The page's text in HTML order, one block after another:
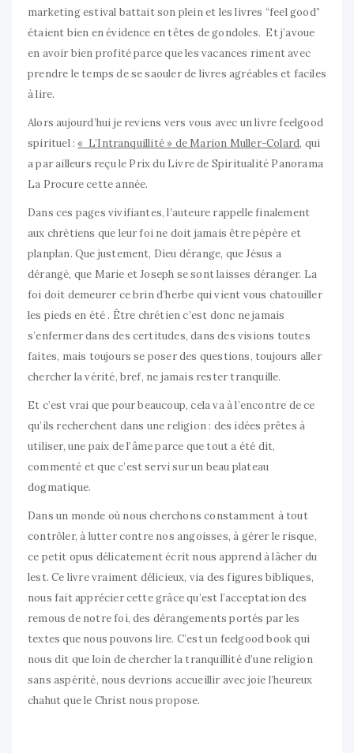
marketing estival battait son plein et les livres “feel good”
étaient bien en évidence en têtes de gondoles. Et j’avoue
en avoir bien profité parce que les vacances riment avec
prendre le temps de se saouler de livres agréables et faciles
à lire.
Alors aujourd’hui je reviens vers vous avec un livre feelgood
spirituel :« L’Intranquillité » de Marion Muller-Colard, qui
a par ailleurs reçu le Prix du Livre de Spiritualité Panorama
La Procure cette année.
Dans ces pages vivifiantes, l’auteure rappelle finalement
aux chrétiens que leur foi ne doit jamais être pépère et
planplan. Que justement, Dieu dérange, que Jésus a
dérangé, que Marie et Joseph se sont laisses déranger. La
foi doit demeurer ce brin d’herbe qui vient vous chatouiller
les pieds en été . Être chrétien c’est donc ne jamais
s’enfermer dans des certitudes, dans des visions toutes
faites, mais toujours se poser des questions, toujours aller
chercher la vérité, bref, ne jamais rester tranquille.
Et c’est vrai que pour beaucoup, cela va à l’encontre de ce
qu’ils recherchent dans une religion : des idées prêtes à
utiliser, une paix de l’âme parce que tout a été dit,
commenté et que c’est servi sur un beau plateau
dogmatique.
Dans un monde où nous cherchons constamment à tout
contrôler, à lutter contre nos angoisses, à gérer le risque,
ce petit opus délicatement écrit nous apprend à lâcher du
lest. Ce livre vraiment délicieux, via des figures bibliques,
nous fait apprécier cette grâce qu’est l’acceptation des
remous de notre foi, des dérangements portés par les
textes que nous pouvons lire. C’est un feelgood book qui
nous dit que loin de chercher la tranquillité d’une religion
sans aspérité, nous devrions accueillir avec joie l’heureux
chahut que le Christ nous propose.